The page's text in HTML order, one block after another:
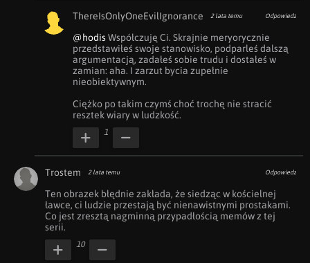
ThereIsOnlyOneEvilIgnorance 2 lata temu Odpowiedz
@hodis Współczuję Ci. Skrajnie meryorycznie
przedstawiłeś swoje stanowisko, podparleś dalszą
argumentacją, zadałeś sobie trudu i dostałeś w
zamian: aha. I zarzut bycia zupełnie
nieobiektywnym.
Ciężko po takim czymś choć trochę nie stracić
resztek wiary w ludzkość.
1
Trostem 2 lata temu Odpowiedz
Ten obrazek błędnie zakłada, że siedząc w kościelnej
ławce, ci ludzie przestają być nienawistnymi prostakami.
Co jest zresztą nagminną przypadłością memów z tej
serii.
10